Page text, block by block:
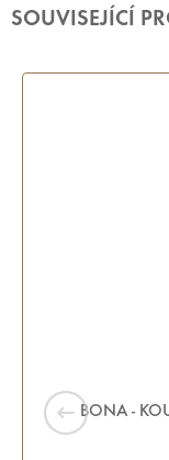
SOUVISEJÍCÍ
BONA -